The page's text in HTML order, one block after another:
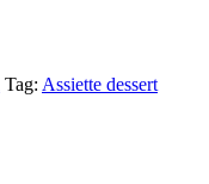
Tag: Assiette dessert